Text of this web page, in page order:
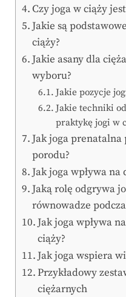
Czy joga w ciąży
Jakie są
ciąży?
Jakie asany dla
wyboru?
Jakie pozycje
Jakie techniki
praktykę jogi w
Jak joga prenatalna
porodu?
Jak joga wpływa
Jaką rolę odgrywa
równowadze
Jak joga wpływa
ciąży?
Jak joga wspiera
Przykładowy
ciężarnych